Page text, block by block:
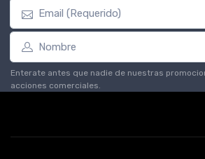
Enterate antes que nadie de nuestras
acciones comerciales.